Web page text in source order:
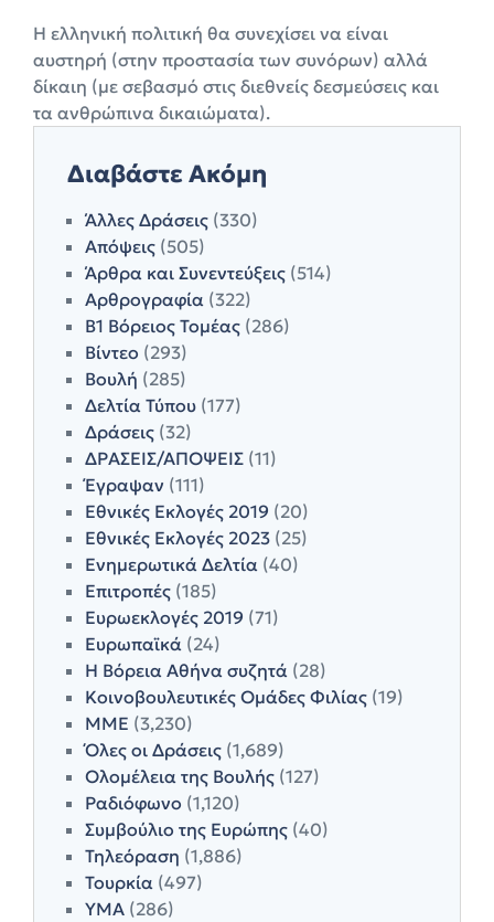
Η ελληνική πολιτική θα συνεχίσει να είναι
αυστηρή (στην προστασία των συνόρων) αλλά
δίκαιη (με σεβασμό στις διεθνείς δεσμεύσεις και
τα ανθρώπινα δικαιώματα).
Διαβάστε Ακόμη
Άλλες Δράσεις (330)
Απόψεις (505)
Άρθρα και Συνεντεύξεις (514)
Αρθρογραφία (322)
Β1 Βόρειος Τομέας (286)
Βίντεο (293)
Βουλή (285)
Δελτία Τύπου (177)
Δράσεις (32)
ΔΡΑΣΕΙΣ/ΑΠΟΨΕΙΣ (11)
Έγραψαν (111)
Εθνικές Εκλογές 2019 (20)
Εθνικές Εκλογές 2023 (25)
Ενημερωτικά Δελτία (40)
Επιτροπές (185)
Ευρωεκλογές 2019 (71)
Ευρωπαϊκά (24)
Η Βόρεια Αθήνα συζητά (28)
Κοινοβουλευτικές Ομάδες Φιλίας (19)
ΜΜΕ (3,230)
Όλες οι Δράσεις (1,689)
Ολομέλεια της Βουλής (127)
Ραδιόφωνο (1,120)
Συμβούλιο της Ευρώπης (40)
Τηλεόραση (1,886)
Τουρκία (497)
ΥΜΑ (286)